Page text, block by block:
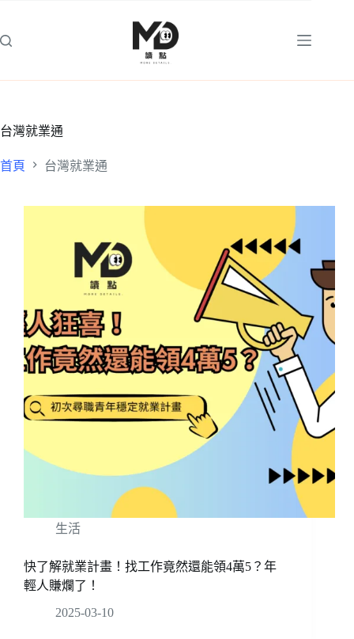
主
台灣就業通
首頁 台灣就業通
生活
快了解就業計畫！找工作竟然還能領4萬5？年
輕人賺爛了！
2025-03-10